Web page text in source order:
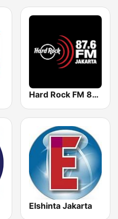
Hard Rock FM 87.6 - Jakarta
Elshinta Jakarta